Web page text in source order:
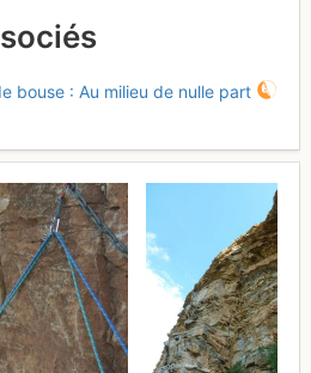
bouse : Au milieu de nulle part